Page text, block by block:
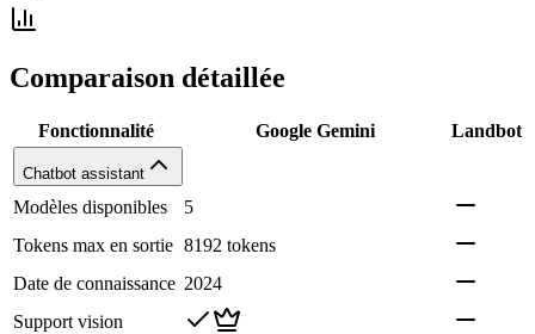
Comparaison détaillée
Fonctionnalité Google Gemini Landbot
Chatbot assistant
Modèles disponibles
5
Tokens max en sortie 8192 tokens
Date de connaissance 2024
Support vision